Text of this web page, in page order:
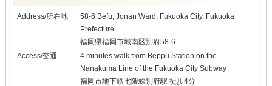
Address/所在地
58-6 Befu, Jonan Ward, Fukuoka City, Fukuoka
Prefecture
福岡県福岡市城南区別府58-6
Access/交通
4 minutes walk from Beppu Station on the
Nanakuma Line of the Fukuoka City Subway
福岡市地下鉄七隈線別府駅 徒歩4分